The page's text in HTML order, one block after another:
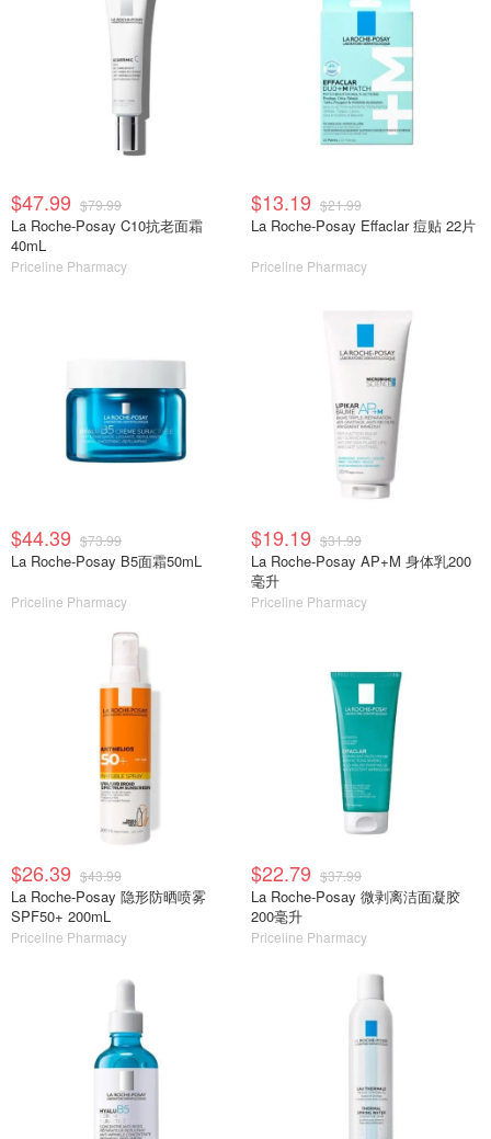
$47.99 $79.99
La Roche-Posay C10抗老面霜
40mL
Priceline Pharmacy
$13.19 $21.99
La Roche-Posay Effaclar 痘贴 22片
Priceline Pharmacy
$44.39 $73.99
La Roche-Posay B5面霜50mL
Priceline Pharmacy
$19.19 $31.99
La Roche-Posay AP+M 身体乳200
毫升
Priceline Pharmacy
$26.39 $43.99
La Roche-Posay 隐形防晒喷雾
SPF50+ 200mL
Priceline Pharmacy
$22.79 $37.99
La Roche-Posay 微剥离洁面凝胶
200毫升
Priceline Pharmacy